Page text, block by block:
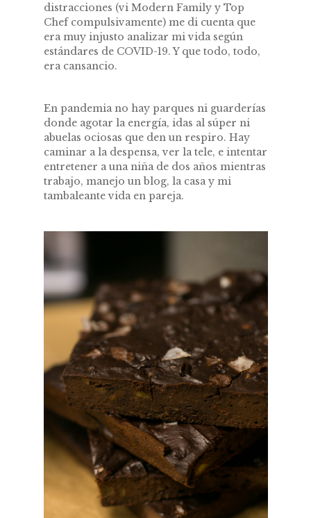
distracciones (vi Modern Family y Top
Chef compulsivamente) me di cuenta que
era muy injusto analizar mi vida según
estándares de COVID-19. Y que todo, todo,
era cansancio.
En pandemia no hay parques ni guarderías
donde agotar la energía, idas al súper ni
abuelas ociosas que den un respiro. Hay
caminar a la despensa, ver la tele, e intentar
entretener a una niña de dos años mientras
trabajo, manejo un blog, la casa y mi
tambaleante vida en pareja.